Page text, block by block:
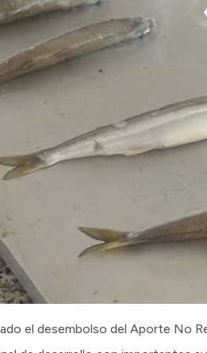
el desembolso del Aporte No